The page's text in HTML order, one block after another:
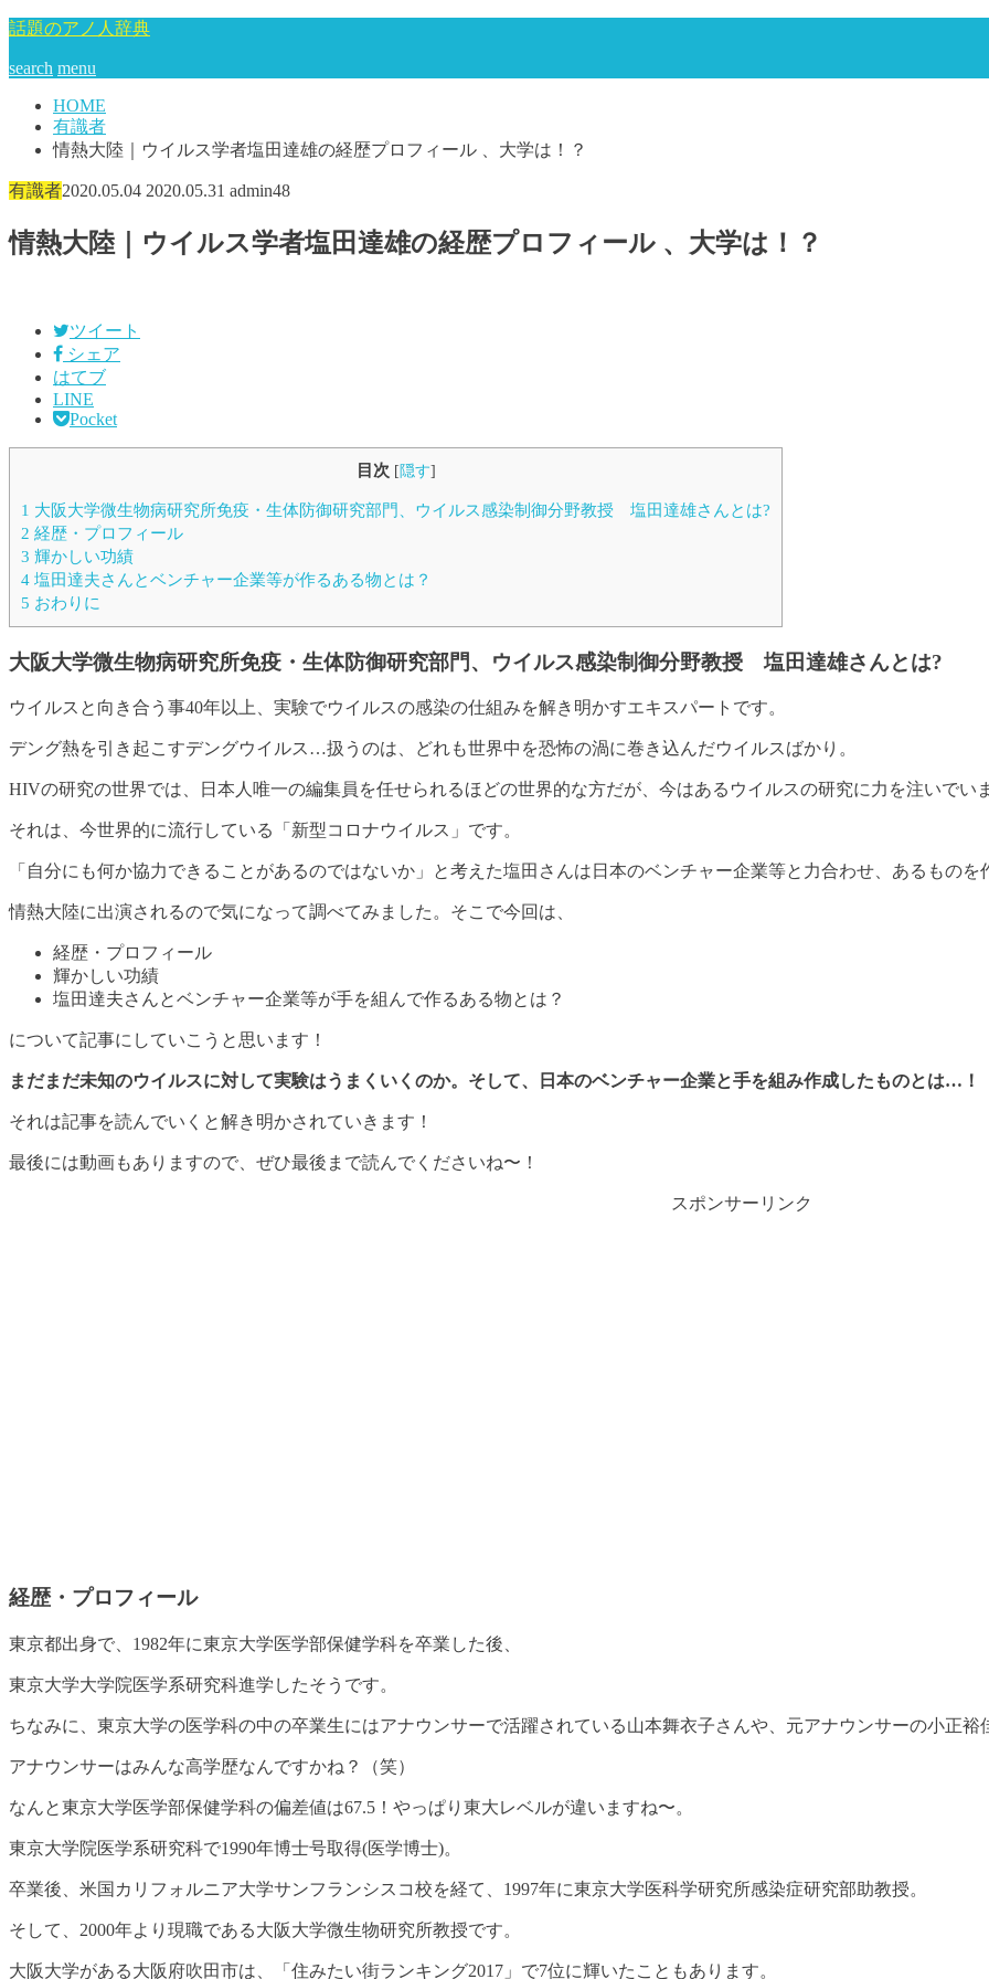
話題のアノ人辞典
search menu
HOME
有識者
情熱大陸｜ウイルス学者塩田達雄の経歴プロフィール 、大学は！？
有識者2020.05.04 2020.05.31 admin48
情熱大陸｜ウイルス学者塩田達雄の経歴プロフィール 、大学は！？
ツイート
シェア
はてブ
LINE
Pocket
目次 [ 隠す]
1 大阪大学微生物病研究所免疫・生体防御研究部門、ウイルス感染制御分野教授 塩田達雄さんとは?
2 経歴・プロフィール
3 輝かしい功績
4 塩田達夫さんとベンチャー企業等が作るある物とは？
5 おわりに
大阪大学微生物病研究所免疫・生体防御研究部門、ウイルス感染制御分野教授 塩田達雄さんとは?
ウイルスと向き合う事40年以上、実験でウイルスの感染の仕組みを解き明かすエキスパートです。
デング熱を引き起こすデングウイルス…扱うのは、どれも世界中を恐怖の渦に巻き込んだウイルスばかり。
HIVの研究の世界では、日本人唯一の編集員を任せられるほどの世界的な方だが、今はあるウイルスの研究に力を注いでいま
それは、今世界的に流行している「 新型コロナウイルス 」です。
「自分にも何か協力できることがあるのではないか」と考えた塩田さんは日本のベンチャー企業等と力合わせ、あるものを
情熱大陸に出演されるので気になって調べてみました。そこで今回は、
経歴・プロフィール
輝かしい功績
塩田達夫さんとベンチャー企業等が手を組んで作るある物とは？
について記事にしていこうと思います！
まだまだ未知のウイルスに対して実験はうまくいくのか。そして、日本のベンチャー企業と手を組み作成したものとは…！
それは記事を読んでいくと解き明かされていきます！
最後には動画もありますので、ぜひ最後まで読んでくださいね〜！
スポンサーリンク
経歴・プロフィール
東京都出身で、1982年に東京大学医学部保健学科を卒業 した後、
東京大学大学院医学系研究科進学したそうです。
ちなみに、東京大学の医学科の中の卒業生にはアナウンサーで活躍されている山本舞衣子さんや、元アナウンサーの小正裕
アナウンサーはみんな高学歴なんですかね？（笑）
なんと東京大学医学部保健学科の偏差値は67.5 ！やっぱり東大レベルが違いますね〜。
東京大学院医学系研究科で1990年博士号取得(医学博士)。
卒業後、米国カリフォルニア大学サンフランシスコ校を経て、1997年に東京大学医科学研究所感染症研究部助教授。
そして、 2000年より現職である大阪大学微生物研究所教授です。
大阪大学がある大阪府吹田市は、「住みたい街ランキング2017」で7位に輝いたこともあります。